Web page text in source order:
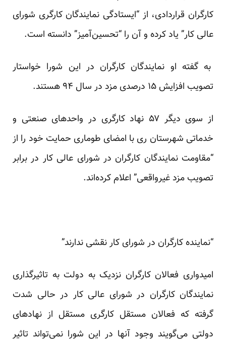
کارگران قراردادی، از “ایستادگی نمایندگان کارگری شورای
عالی کار” یاد کرده و آن را “تحسین‌آمیز” دانسته است.
به گفته او نمایندگان کارگران در این شورا خواستار
تصویب افزایش ۱۵ درصدی مزد در سال ۹۴ هستند.
از سوی دیگر ۵۷ نهاد کارگری در واحدهای صنعتی و
خدماتی شهرستان ری با امضای طوماری حمایت خود را از
“مقاومت نمایندگان کارگران در شورای عالی کار در برابر
تصویب مزد غیرواقعی” اعلام کرده‌اند.
“نماینده کارگران در شورای کار نقشی ندارند”
امیدواری فعالان کارگران نزدیک به دولت به تاثیرگذاری
نمایندگان کارگران در شورای عالی کار در حالی شدت
گرفته که فعالان مستقل کارگری مستقل از نهادهای
دولتی می‌گویند وجود آنها در این شورا نمی‌تواند تاثیر